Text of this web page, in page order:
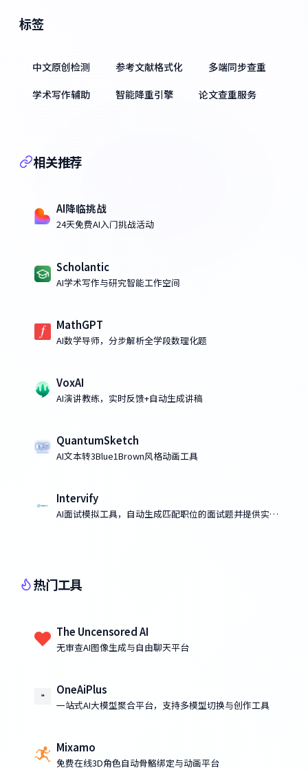
标签
中文原创检测 参考文献格式化
多端同步查重
学术写作辅助
智能降重引擎 论文查重服务
相关推荐
AI降临挑战
24天免费AI入门挑战活动
Scholantic
AI学术写作与研究智能工作空间
MathGPT
AI数学导师，分步解析全学段数理化题
VoxAI
AI演讲教练，实时反馈+自动生成讲稿
QuantumSketch
AI文本转3Blue1Brown风格动画工具
Intervify
AI面试模拟工具，自动生成匹配职位的面试题并提供实时
热门工具
The Uncensored AI
无审查AI图像生成与自由聊天平台
OneAiPlus
一站式AI大模型聚合平台，支持多模型切换与创作工具
Mixamo
免费在线3D角色自动骨骼绑定与动画平台